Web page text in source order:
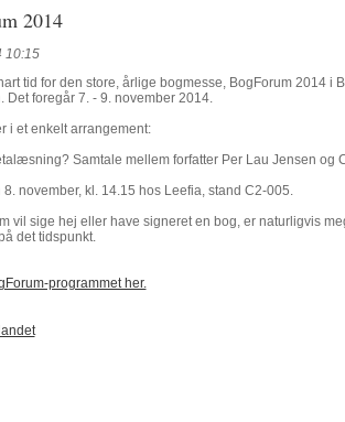
2014
10:15
tid for den store, årlige bogmesse, BogForum 2014 i
Det foregår 7. - 9. november 2014.
i et enkelt arrangement:
Samtale mellem forfatter Per Lau Jensen og
8. november, kl. 14.15 hos Leefia, stand C2-005.
vil sige hej eller have signeret en bog, er naturligvis
det tidspunkt.
programmet her.